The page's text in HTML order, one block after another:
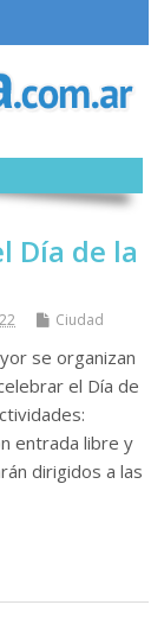
Día de la
Ciudad
se organizan
el Día de
entrada libre y
dirigidos a las